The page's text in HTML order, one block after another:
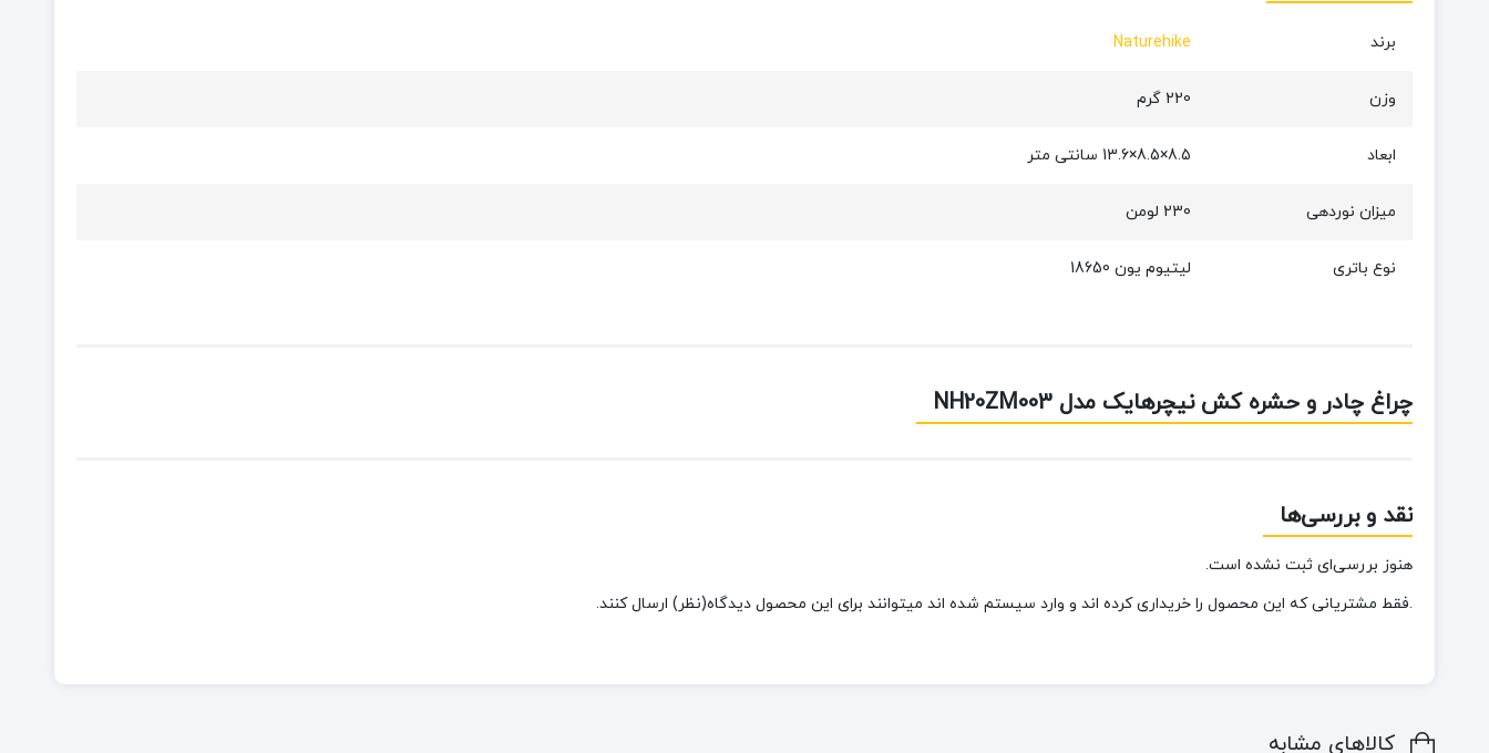
برند Naturehike
وزن 220 گرم
ابعاد 8.5×8.5×13.6 سانتی متر
میزان نوردهی 230 لومن
نوع باتری لیتیوم یون 18650
چراغ چادر و حشره کش نیچرهایک مدل NH20ZM003
نقد و بررسی‌ها
هنوز بررسی‌ای ثبت نشده است.
.فقط مشتریانی که این محصول را خریداری کرده اند و وارد سیستم شده اند میتوانند برای این محصول دیدگاه(نظر) ارسال کنند.
کالاهای مشابه